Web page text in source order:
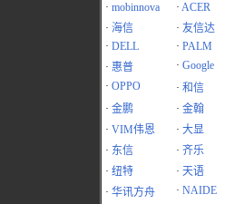
· mobinnova · ACER
· 海信 · 友信达
· DELL · PALM
· 惠普 · Google
· OPPO · 和信
· 金鹏 · 金翰
· VIM伟恩 · 大显
· 东信 · 齐乐
· 纽特 · 天语
· 华讯方舟 · NAIDE